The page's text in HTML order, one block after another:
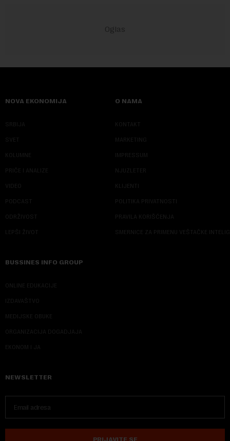
NOVA EKONOMIJA
SRBIJA
SVET
KOLUMNE
PRIČE I ANALIZE
VIDEO
PODCAST
ODRŽIVOST
LEPŠI ŽIVOT
O NAMA
KONTAKT
MARKETING
IMPRESSUM
NJUZLETER
KLIJENTI
POLITIKA PRIVATNOSTI
PRAVILA KORIŠĆENJA
SMERNICE ZA PRIMENU VEŠTAČKE
BUSSINES INFO GROUP
ONLINE EDUKACIJE
IZDAVAŠTVO
MEDIJSKE OBUKE
ORGANIZACIJA DOGADJAJA
EKONOM I JA
NEWSLETTER
PRIJAVITE SE